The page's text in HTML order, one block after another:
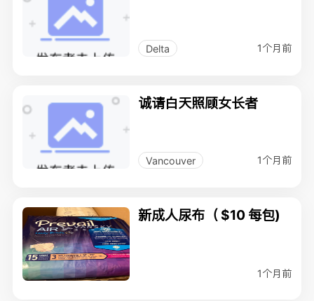
Delta 1个月前
诚请白天照顾女长者
Vancouver 1个月前
新成人尿布（ $10 每包)
1个月前